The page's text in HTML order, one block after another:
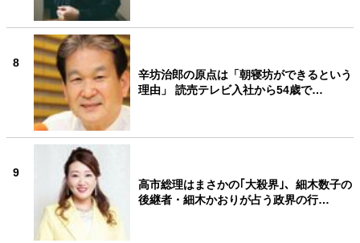
8
辛坊治郎の原点は「朝寝坊ができるという
理由」 読売テレビ入社から54歳で…
9
高市総理はまさかの｢大殺界｣、細木数子の
後継者・細木かおりが占う政界の行…